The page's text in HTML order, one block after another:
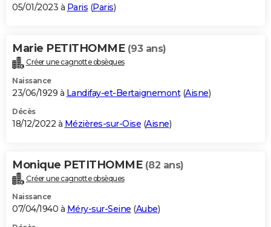
05/01/2023 à Paris (Paris)
Marie PETITHOMME (93 ans)
Créer une cagnotte obsèques
Naissance
23/06/1929 à Landifay-et-Bertaignemont(Aisne)
Décès
18/12/2022 à Mézières-sur-Oise (Aisne)
Monique PETITHOMME (82 ans)
Créer une cagnotte obsèques
Naissance
07/04/1940 à Méry-sur-Seine (Aube)